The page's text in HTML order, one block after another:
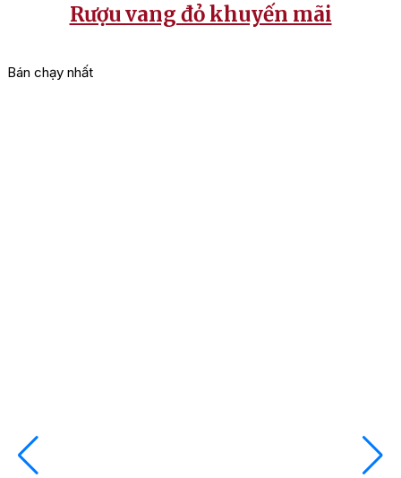
Rượu vang đỏ khuyến mãi
Bán chạy nhất